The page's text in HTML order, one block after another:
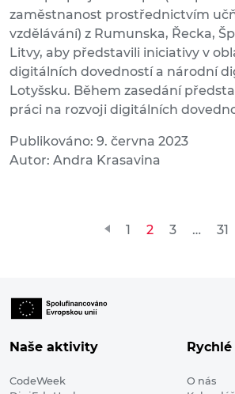
zaměstnanost prostřednictvím
vzdělávání) z Rumunska, Řecka,
Litvy, aby představili iniciativy v
digitálních dovedností a národní
Lotyšsku. Během zasedání
práci na rozvoji digitálních
Publikováno: 9. června 2023
Autor: Andra Krasavina
1 2 3 … 31
Naše aktivity
CodeWeek
O nás